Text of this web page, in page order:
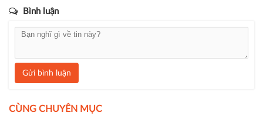
Bình luận
Gửi bình luận
CÙNG CHUYÊN MỤC